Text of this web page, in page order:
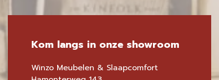
Kom langs in onze showroom
Winzo Meubelen & Slaapcomfort